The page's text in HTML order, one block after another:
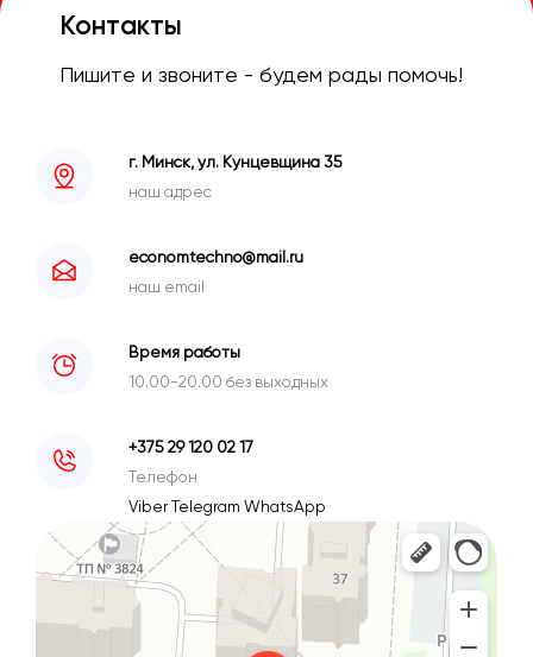
Контакты
Пишите и звоните - будем рады помочь!
г. Минск, ул. Кунцевщина 35
наш адрес
economtechno@mail.ru
наш email
Время работы
10.00-20.00 без выходных
+375 29 120 02 17
Телефон
ViberTelegram WhatsApp
Минск
Улица Кунцевщина, 35 — Яндекс Карты